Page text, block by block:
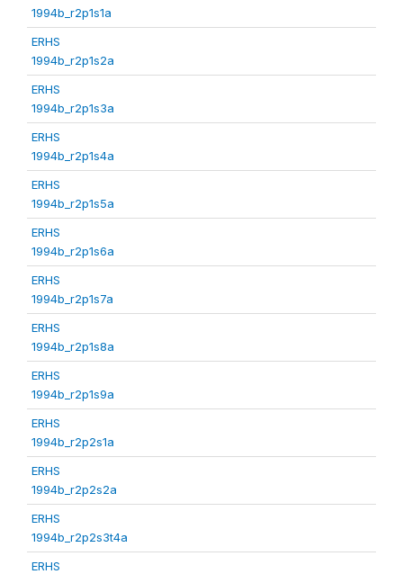
1994b_r2p1s1a
ERHS
1994b_r2p1s2a
ERHS
1994b_r2p1s3a
ERHS
1994b_r2p1s4a
ERHS
1994b_r2p1s5a
ERHS
1994b_r2p1s6a
ERHS
1994b_r2p1s7a
ERHS
1994b_r2p1s8a
ERHS
1994b_r2p1s9a
ERHS
1994b_r2p2s1a
ERHS
1994b_r2p2s2a
ERHS
1994b_r2p2s3t4a
ERHS